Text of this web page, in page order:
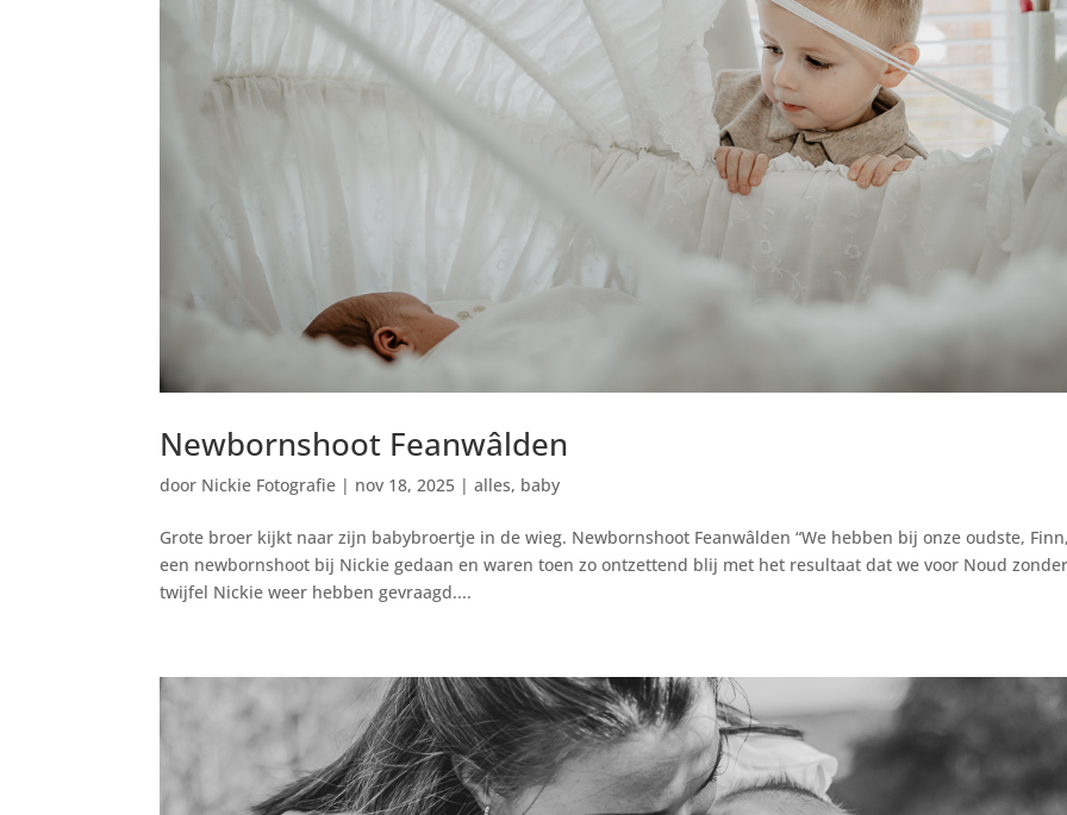
Newbornshoot Feanwâlden
door Nickie Fotografie | nov 18, 2025 |alles, baby
Grote broer kijkt naar zijn babybroertje in de wieg. Newbornshoot Feanwâlden “We hebben bij onze oudste,
een newbornshoot bij Nickie gedaan en waren toen zo ontzettend blij met het resultaat dat we voor Noud
twijfel Nickie weer hebben gevraagd....